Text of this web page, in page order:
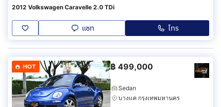
2012 Volkswagen Caravelle 2.0 TDi
แชท โทร
HOT ฿ 499,000
Sedan
บางแค กรุงเทพมหานคร